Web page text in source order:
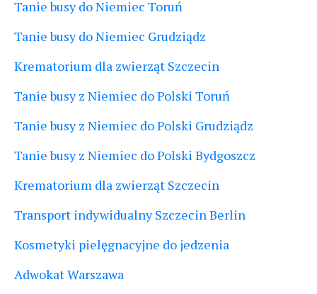
Tanie busy do Niemiec Toruń
Tanie busy do Niemiec Grudziądz
Krematorium dla zwierząt Szczecin
Tanie busy z Niemiec do Polski Toruń
Tanie busy z Niemiec do Polski Grudziądz
Tanie busy z Niemiec do Polski Bydgoszcz
Krematorium dla zwierząt Szczecin
Transport indywidualny Szczecin Berlin
Kosmetyki pielęgnacyjne do jedzenia
Adwokat Warszawa